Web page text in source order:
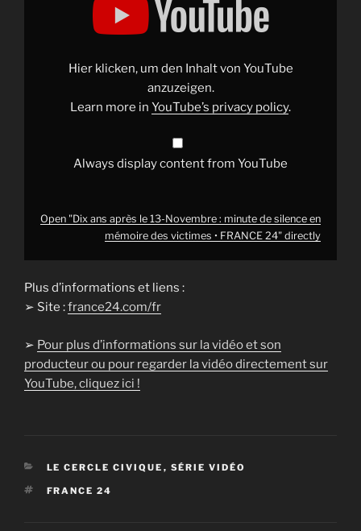
Hier klicken, um den Inhalt von YouTube
anzuzeigen.
Learn more in YouTube’s privacy policy.
Always display content from YouTube
Open "Dix ans après le 13-Novembre : minute de silence en
mémoire des victimes • FRANCE 24" directly
Plus d’informations et liens :
➢ Site :france24.com/fr
➢ Pour plus d’informations sur la vidéo et son
producteur ou pour regarder la vidéo directement sur
YouTube, cliquez ici !
CATÉGORIES
LE CERCLE CIVIQUE , SÉRIE VIDÉO
ÉTIQUETTES
FRANCE 24